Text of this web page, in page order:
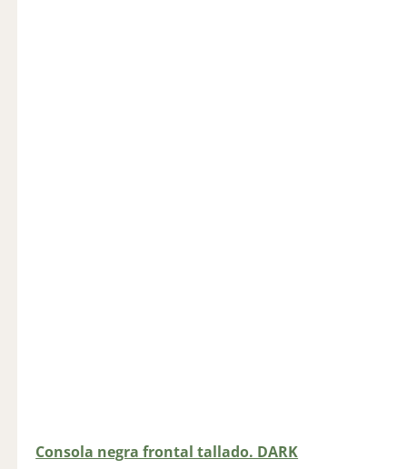
Consola negra frontal tallado. DARK